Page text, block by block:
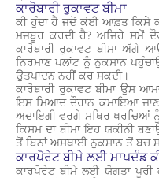
ਕਾਰੋਬਾਰੀ ਰੁਕਾਵਟ ਬੀਮਾ
ਕੀ ਹੁੰਦਾ ਹੈ ਜਦੋਂ ਕੋਈ ਆਫ਼ਤ ਕਿਸੇ
ਮਜਬੂਰ ਕਰਦੀ ਹੈ? ਅਜਿਹੇ ਸਮੇਂ
ਕਾਰੋਬਾਰੀ ਰੁਕਾਵਟ ਬੀਮਾ ਅੱਗੇ
ਨਿਰਮਾਣ ਪਲਾਂਟ ਨੂੰ ਨੁਕਸਾਨ
ਉਤਪਾਦਨ ਨਹੀਂ ਕਰ ਸਕਦੀ।
ਕਾਰੋਬਾਰੀ ਰੁਕਾਵਟ ਬੀਮਾ ਉਸ
ਇਸ ਮਿਆਦ ਦੌਰਾਨ ਕਮਾਇਆ
ਅਦਾਇਗੀ ਵਰਗੇ ਸਥਿਰ ਖਰਚਿਆਂ
ਕਿਸਮ ਦਾ ਬੀਮਾ ਇਹ ਯਕੀਨੀ
ਤੋਂ ਬਿਨਾਂ ਅਸਥਾਈ ਨੁਕਸਾਨ ਤੋਂ ਬਚ
ਕਾਰਪੋਰੇਟ ਬੀਮੇ ਲਈ ਮਾਪਦੰਡ
ਕਾਰਪੋਰੇਟ ਬੀਮੇ ਲਈ ਯੋਗਤਾ ਪੂਰੀ